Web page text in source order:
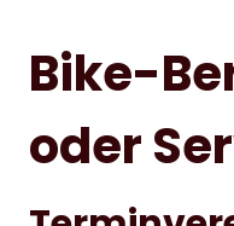
Bike-
oder